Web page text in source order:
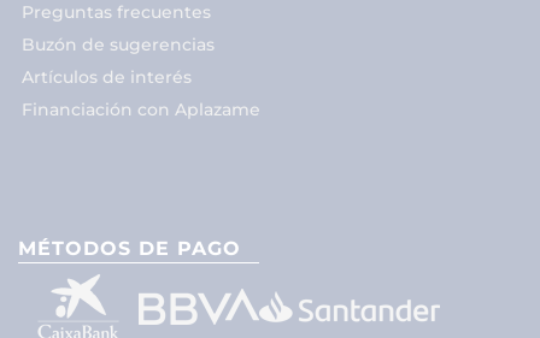
Preguntas frecuentes
Buzón de sugerencias
Artículos de interés
Financiación con Aplazame
MÉTODOS DE PAGO